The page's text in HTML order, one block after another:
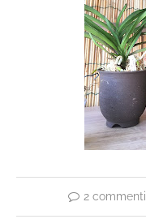
2 commenti